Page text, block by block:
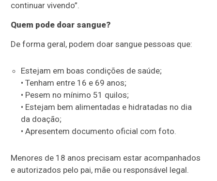
continuar vivendo”.
Quem pode doar sangue?
De forma geral, podem doar sangue pessoas que:
Estejam em boas condições de saúde;
• Tenham entre 16 e 69 anos;
• Pesem no mínimo 51 quilos;
• Estejam bem alimentadas e hidratadas no dia
da doação;
• Apresentem documento oficial com foto.
Menores de 18 anos precisam estar acompanhados
e autorizados pelo pai, mãe ou responsável legal.